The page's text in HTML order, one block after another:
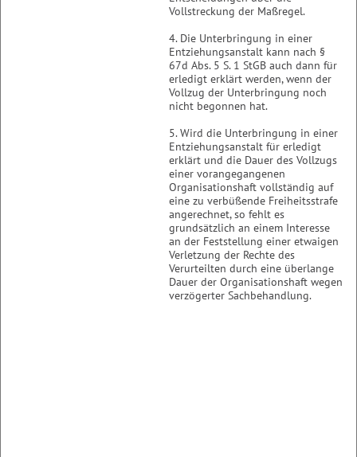
Vollstreckung der Maßregel.
4. Die Unterbringung in einer
Entziehungsanstalt kann nach §
67d Abs. 5 S. 1 StGB auch dann für
erledigt erklärt werden, wenn der
Vollzug der Unterbringung noch
nicht begonnen hat.
5. Wird die Unterbringung in einer
Entziehungsanstalt für erledigt
erklärt und die Dauer des Vollzugs
einer vorangegangenen
Organisationshaft vollständig auf
eine zu verbüßende Freiheitsstrafe
angerechnet, so fehlt es
grundsätzlich an einem Interesse
an der Feststellung einer etwaigen
Verletzung der Rechte des
Verurteilten durch eine überlange
Dauer der Organisationshaft wegen
verzögerter Sachbehandlung.